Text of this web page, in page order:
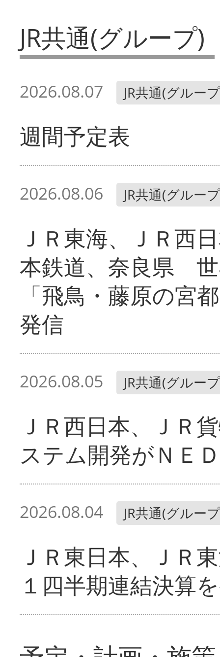
JR共通(グループ)
2026.08.07 JR共通(グルー
週間予定表
2026.08.06 JR共通(グルー
ＪＲ東海、ＪＲ西
本鉄道、奈良県
「飛鳥・藤原の宮
発信
2026.08.05 JR共通(グルー
ＪＲ西日本、ＪＲ
ステム開発がＮＥ
2026.08.04 JR共通(グルー
ＪＲ東日本、ＪＲ
１四半期連結決算